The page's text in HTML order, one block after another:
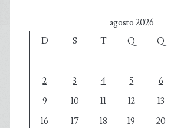
agosto 2026
D
S T Q Q
2
3 4 5 6
9
10 11 12 13
16
17 18 19 20